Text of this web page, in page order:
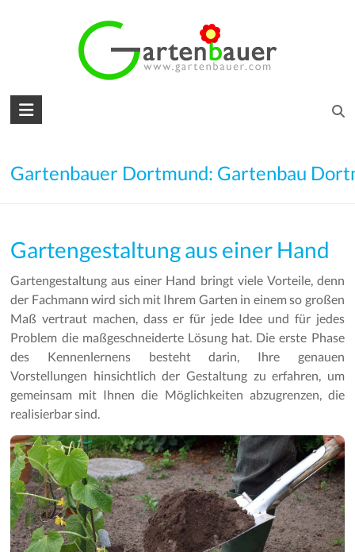
den
Träume
Gartengestaltung
–
Gartenbau
–
Gartenpflege
Gartenbauer Dortmund: Gartenbau
Gartengestaltung aus einer Hand
Gartengestaltung aus einer Hand bringt viele Vorteile, denn
der Fachmann wird sich mit Ihrem Garten in einem so großen
Maß vertraut machen, dass er für jede Idee und für jedes
Problem die maßgeschneiderte Lösung hat. Die erste Phase
des Kennenlernens besteht darin, Ihre genauen
Vorstellungen hinsichtlich der Gestaltung zu erfahren, um
gemeinsam mit Ihnen die Möglichkeiten abzugrenzen, die
realisierbar sind.